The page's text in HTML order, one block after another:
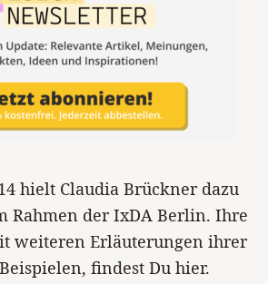
hielt Claudia Brückner dazu
Rahmen der IxDA Berlin. Ihre
weiteren Erläuterungen ihrer
findest Du hier.